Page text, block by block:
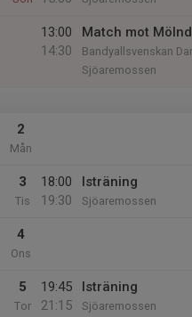
13:00
14:30
Match mot
Bandyallsvenskan
Sjöaremossen
2
Mån
3
Tis
18:00
19:30
Isträning
Sjöaremossen
4
Ons
5
Tor
19:45
21:15
Isträning
Sjöaremossen